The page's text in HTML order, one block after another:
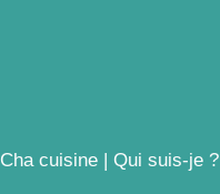
Cha cuisine | Qui suis-je ?